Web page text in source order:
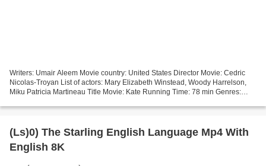
Writers: Umair Aleem Movie country: United States Director Movie: Cedric
Nicolas-Troyan List of actors: Mary Elizabeth Winstead, Woody Harrelson,
Miku Patricia Martineau Title Movie: Kate Running Time: 78 min Genres:
(Ls)0) The Starling English Language Mp4 With
English 8K